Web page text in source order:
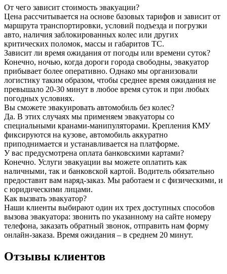
От чего зависит стоимость эвакуации?
Цена рассчитывается на основе базовых тарифов и зависит от
маршрута транспортировки, условий подъезда и погрузки
авто, наличия заблокированных колес или других
критических поломок, массы и габаритов ТС.
Зависит ли время ожидания от погоды или времени суток?
Конечно, ночью, когда дороги города свободны, эвакуатор
прибывает более оперативно. Однако мы организовали
логистику таким образом, чтобы среднее время ожидания не
превышало 20-30 минут в любое время суток и при любых
погодных условиях.
Вы сможете эвакуировать автомобиль без колес?
Да. В этих случаях мы применяем эвакуаторы со
специальными кранами-манипуляторами. Крепления КМУ
фиксируются на кузове, автомобиль аккуратно
приподнимается и устанавливается на платформе.
У вас предусмотрена оплата банковскими картами?
Конечно. Услуги эвакуации вы можете оплатить как
наличными, так и банковской картой. Водитель обязательно
предоставит вам наряд-заказ. Мы работаем и с физическими, и
с юридическими лицами.
Как вызвать эвакуатор?
Наши клиенты выбирают один их трех доступных способов
вызова эвакуатора: звонить по указанному на сайте номеру
телефона, заказать обратный звонок, отправить нам форму
онлайн-заказа. Время ожидания – в среднем 20 минут.
Отзывы клиентов